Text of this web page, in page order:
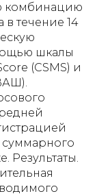
комбинацию
в течение 14
шкалы
(CSMS) и
Результаты.